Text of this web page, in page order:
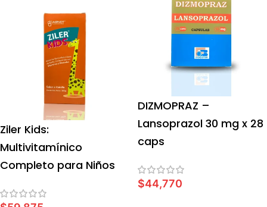
Ziler Kids:
Multivitamínico
Completo para Niños
DIZMOPRAZ –
Lansoprazol 30 mg x 28
caps
$44,770